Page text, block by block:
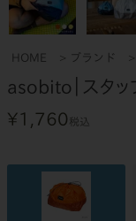
HOME ブランド
asobito｜スタッ
¥1,760 税込